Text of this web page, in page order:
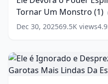
words)
Espiritual
Dos
Outros
Para
Tornar
Um
Monstro
Tornar Um Monstro (1)
Dec 30, 202569.5K views
Ele
é
Ignorado